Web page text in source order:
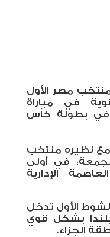
مصر الأول
في مباراة
في بطولة كأس
مع نظيره منتخب
في أولى
الإدارية
من زمن الشوط الأول تدخل
بشكل قوي
الجزاء.